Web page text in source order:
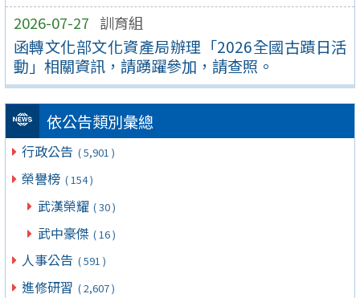
2026-07-27 訓育組
函轉文化部文化資產局辦理「2026全國古蹟日活
動」相關資訊，請踴躍參加，請查照。
依公告類別彙總
行政公告 ( 5,901 )
榮譽榜 ( 154 )
武漢榮耀 ( 30 )
武中豪傑 ( 16 )
人事公告 ( 591 )
進修研習 ( 2,607 )